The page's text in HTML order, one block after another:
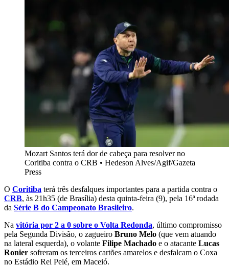
Mozart Santos terá dor de cabeça para resolver no
Coritiba contra o CRB • Hedeson Alves/Agif/Gazeta
Press
O Coritiba terá três desfalques importantes para a partida contra o
CRB, às 21h35 (de Brasília) desta quinta-feira (9), pela 16ª rodada
da Série B do Campeonato Brasileiro.
Na vitória por 2 a 0 sobre o Volta Redonda, último compromisso
pela Segunda Divisão, o zagueiro Bruno Melo (que vem atuando
na lateral esquerda), o volante Filipe Machado e o atacante Lucas
Ronier sofreram os terceiros cartões amarelos e desfalcam o Coxa
no Estádio Rei Pelé, em Maceió.